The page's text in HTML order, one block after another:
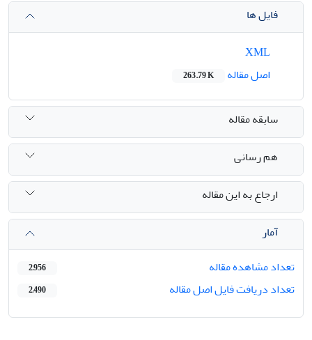
فایل ها
اصل مقاله
263.79 K
سابقه مقاله
هم رسانی
ارجاع به این مقاله
آمار
تعداد مشاهده مقاله
2,956
تعداد دریافت فایل اصل مقاله 2,490